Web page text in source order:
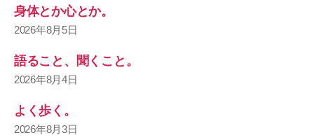
身体とか心とか。
2026年8月5日
語ること、聞くこと。
2026年8月4日
よく歩く。
2026年8月3日